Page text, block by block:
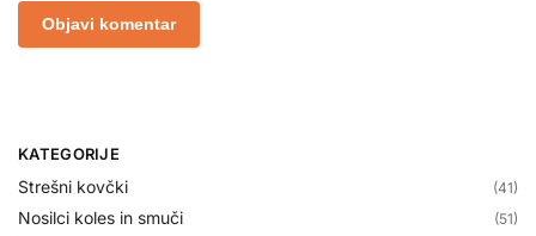
KATEGORIJE
Strešni kovčki (41)
Nosilci koles in smuči (51)